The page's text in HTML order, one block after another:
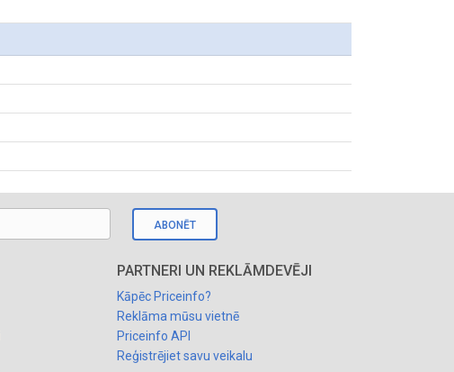
ABONĒT
PARTNERI UN REKLĀMDEVĒJI
Kāpēc Priceinfo?
Reklāma mūsu vietnē
Priceinfo API
Reģistrējiet savu veikalu